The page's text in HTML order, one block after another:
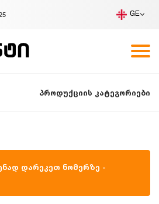
GE
პროდუქციის კატეგორიები
დარეკეთ ნომერზე -